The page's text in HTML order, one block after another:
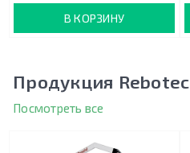
В КОРЗИНУ
Продукция Rebotec
Посмотреть все